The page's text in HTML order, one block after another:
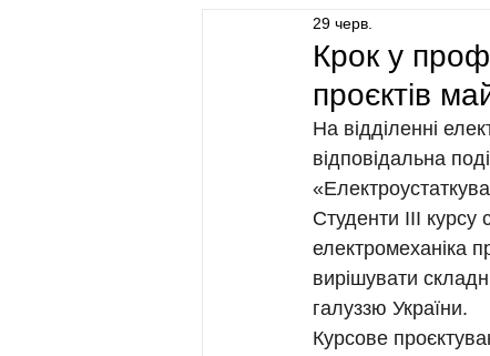
Крок у
проєктів
29 черв.
На відділенні
відповідальна
Студенти ІІІ
електромеханіка
вирішувати
галуззю України.
Курсове